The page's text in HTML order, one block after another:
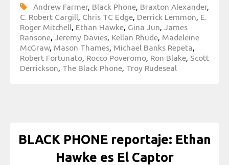
Andrew Farmer, Black Phone, Braxton Alexander,
C. Robert Cargill, Chris TC Edge, Derrick Lemmon, E.
Roger Mitchell, Ethan Hawke, Gina Jun, James
Ransone, Jeremy Davies, Kellan Rhude, Madeleine
McGraw, Mason Thames, Michael Banks Repeta,
Robert Fortunato, Rocco Poveromo, Ron Blake, Scott
Derrickson, The Black Phone, Troy Rudeseal
BLACK PHONE reportaje: Ethan
Hawke es El Captor